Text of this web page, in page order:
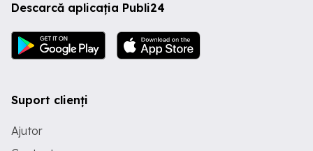
Descarcă aplicația Publi24
Suport clienți
Ajutor